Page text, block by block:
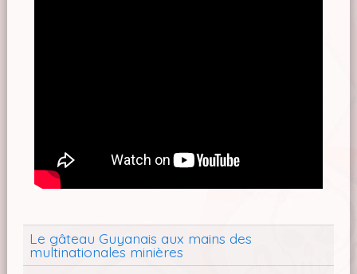
Le gâteau Guyanais aux mains des
multinationales minières